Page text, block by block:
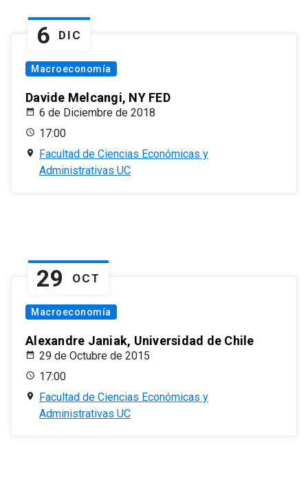
6 DIC
Macroeconomía
Davide Melcangi, NY FED
6 de Diciembre de 2018
17:00
Facultad de Ciencias Económicas y
Administrativas UC
29 OCT
Macroeconomía
Alexandre Janiak, Universidad de Chile
29 de Octubre de 2015
17:00
Facultad de Ciencias Económicas y
Administrativas UC